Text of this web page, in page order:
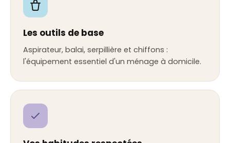
Les outils de base
Aspirateur, balai, serpillière et chiffons :
l'équipement essentiel d'un ménage à domicile.